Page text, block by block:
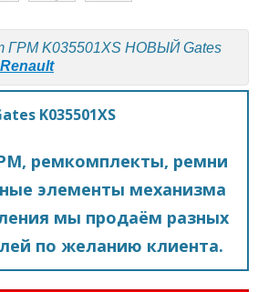
ГРМ K035501XS НОВЫЙ Gates
Renault
K035501XS
ремкомплекты, ремни
элементы механизма
мы продаём разных
по желанию клиента.